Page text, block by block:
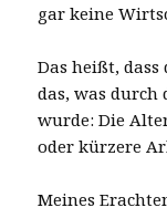
gar keine
Das heißt,
das, was
wurde: Die
oder kürzere
Meines